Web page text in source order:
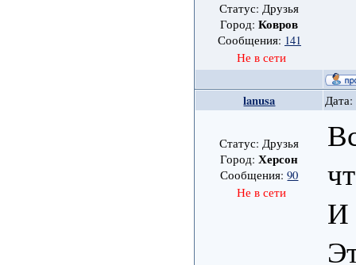
Статус: Друзья
Город:Ковров
Сообщения: 141
Не в сети
lanusa Дата:
Статус: Друзья
Город:Херсон
Сообщения:90
Не в сети
И